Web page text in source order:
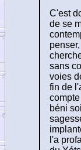
C'est
de se
sans
voies
fin de
béni
l'a